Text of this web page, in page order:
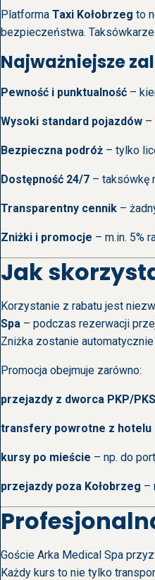
Platforma Taxi Kołobrzeg to
bezpieczeństwa.
Najważniejsze
Pewność i punktualność –
Wysoki standard pojazdów –
Bezpieczna podróż – tylko
Dostępność 24/7 – taksówkę
Transparentny cennik –
Zniżki i promocje – m.in. 5%
Jak
Korzystanie z rabatu jest
Spa – podczas rezerwacji
Zniżka zostanie
Promocja obejmuje zarówno:
przejazdy z dworca PKP/
transfery powrotne z hotelu
kursy po mieście – np. do
przejazdy poza Kołobrzeg –
Goście Arka Medical Spa
Każdy kurs to nie tylko